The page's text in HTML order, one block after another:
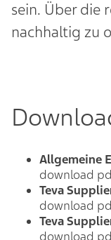
sein. Über die
nachhaltig zu
Allgemeine
download
Teva
download
Teva
download